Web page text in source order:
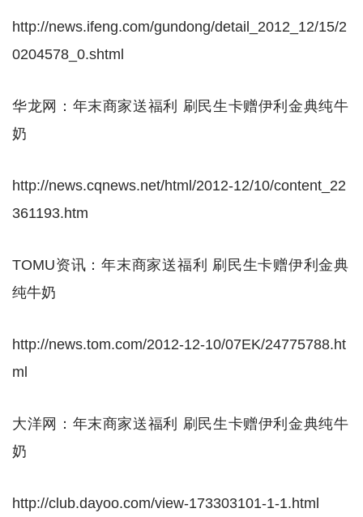
http://news.ifeng.com/gundong/detail_2012_12/15/2
0204578_0.shtml
华龙网：年末商家送福利 刷民生卡赠伊利金典纯牛
奶
http://news.cqnews.net/html/2012-12/10/content_22
361193.htm
TOMU资讯：年末商家送福利 刷民生卡赠伊利金典
纯牛奶
http://news.tom.com/2012-12-10/07EK/24775788.ht
ml
大洋网：年末商家送福利 刷民生卡赠伊利金典纯牛
奶
http://club.dayoo.com/view-173303101-1-1.html